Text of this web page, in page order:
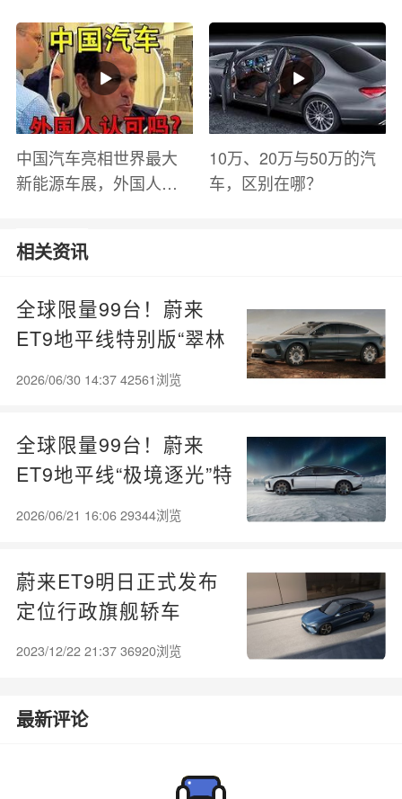
有哪些？
中国汽车亮相世界最大
新能源车展，外国人怎
10万、20万与50万的汽
车，区别在哪？
相关资讯
全球限量99台！蔚来
ET9地平线特别版“翠林
染金”上市：83.8万起
2026/06/30 14:37 42561浏览
全球限量99台！蔚来
ET9地平线“极境逐光”特
别版上市：83.8万起
2026/06/21 16:06 29344浏览
蔚来ET9明日正式发布
定位行政旗舰轿车
2023/12/22 21:37 36920浏览
最新评论